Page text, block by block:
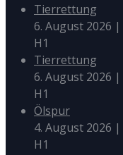
Tierrettung
6. August 2026 |
H1
Tierrettung
6. August 2026 |
H1
Ölspur
4. August 2026 |
H1